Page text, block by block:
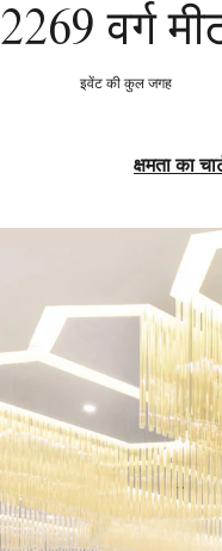
2269 वर्ग
इवेंट की कुल जगह
क्षमता का